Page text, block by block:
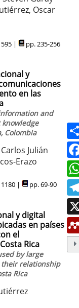
Oscar
| pp. 235-256
y
en las
and
Colombia
Julián
Erazo
| pp. 69-90
y digital
en países
el
Rica
by large
relationship
Rica